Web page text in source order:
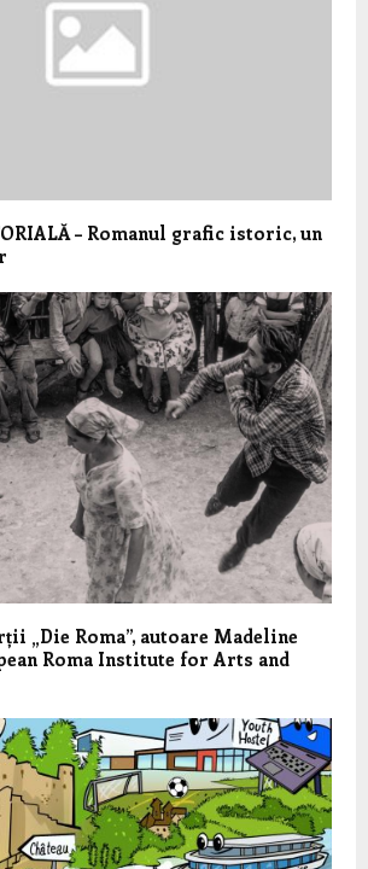
– Romanul grafic istoric, un
„Die Roma”, autoare Madeline
Roma Institute for Arts and